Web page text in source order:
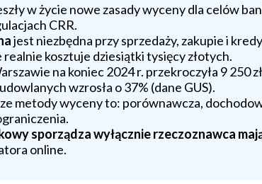
w życie nowe zasady wyceny dla celów
CRR.
jest niezbędna przy sprzedaży, zakupie i
kosztuje dziesiątki tysięcy złotych.
na koniec 2024 r. przekroczyła 9 250
wzrosła o 37% (dane GUS).
metody wyceny to: porównawcza,
sporządza wyłącznie rzeczoznawca
online.